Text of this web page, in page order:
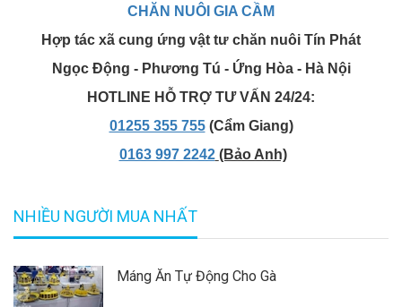
CHĂN NUÔI GIA CẦM
Hợp tác xã cung ứng vật tư chăn nuôi Tín Phát
Ngọc Động - Phương Tú - Ứng Hòa - Hà Nội
HOTLINE HỖ TRỢ TƯ VẤN 24/24:
01255 355 755(Cẩm Giang)
0163 997 2242 (Bảo Anh)
NHIỀU NGƯỜI MUA NHẤT
Máng Ăn Tự Động Cho Gà